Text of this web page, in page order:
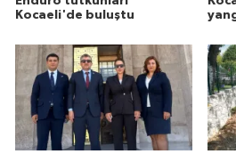
Kocaeli'de buluştu